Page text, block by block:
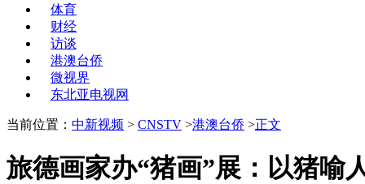
体育
财经
访谈
港澳台侨
微视界
东北亚电视网
当前位置： 中新视频 > CNSTV >港澳台侨 >正文
旅德画家办“猪画”展：以猪喻